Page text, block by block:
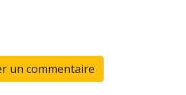
un commentaire